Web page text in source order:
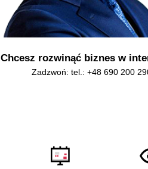
Chcesz rozwinąć biznes w
Zadzwoń: tel.: +48 690 200